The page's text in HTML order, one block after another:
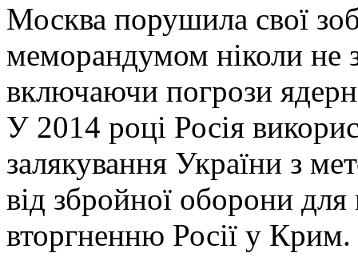
Москва порушила свої
меморандумом ніколи не
включаючи погрози
У 2014 році Росія
залякування України з
від збройної оборони для
вторгненню Росії у Крим.